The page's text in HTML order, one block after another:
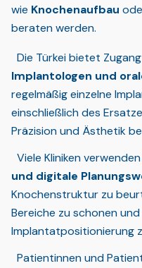
wie Knochenaufbau
beraten werden.
Die Türkei bietet
Implantologen und
regelmäßig einzelne
einschließlich des
Präzision und Ästhetik
Viele Kliniken verwenden
und digitale
Knochenstruktur zu
Bereiche zu schonen
Implantatpositionierung
Patientinnen und